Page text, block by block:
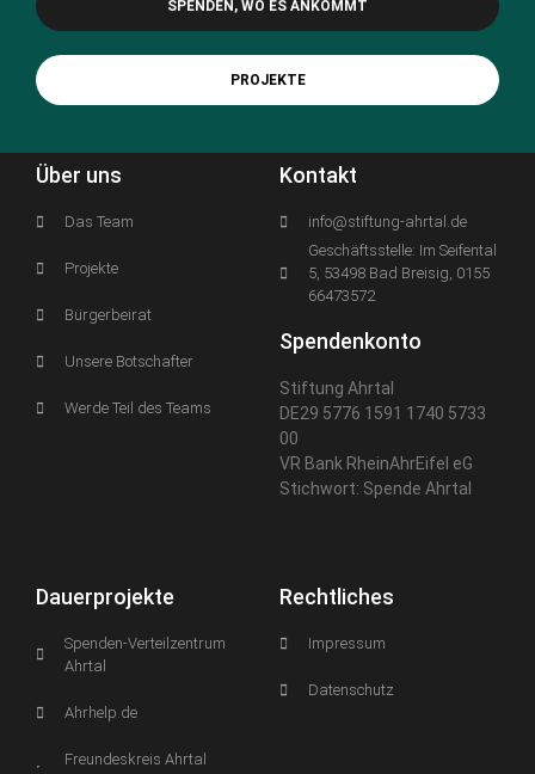
SPENDEN, WO ES ANKOMMT
PROJEKTE
Über uns
Das Team
Projekte
Bürgerbeirat
Unsere Botschafter
Werde Teil des Teams
Kontakt
info@stiftung-ahrtal.de
Geschäftsstelle: Im Seifental
5, 53498 Bad Breisig, 0155
66473572
Spendenkonto
Stiftung Ahrtal
DE29 5776 1591 1740 5733
00
VR Bank RheinAhrEifel eG
Stichwort: Spende Ahrtal
Dauerprojekte
Spenden-Verteilzentrum
Ahrtal
Ahrhelp.de
Freundeskreis Ahrtal
Rechtliches
Impressum
Datenschutz